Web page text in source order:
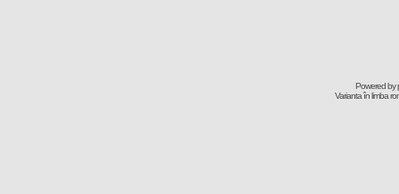
Powered by
Varianta în limba